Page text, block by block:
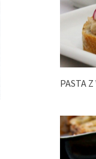
PASTA